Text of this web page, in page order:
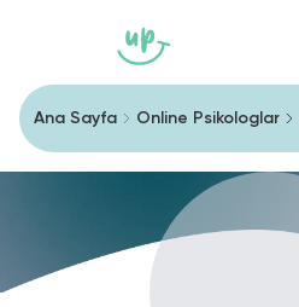
Ana Sayfa Online Psikologlar